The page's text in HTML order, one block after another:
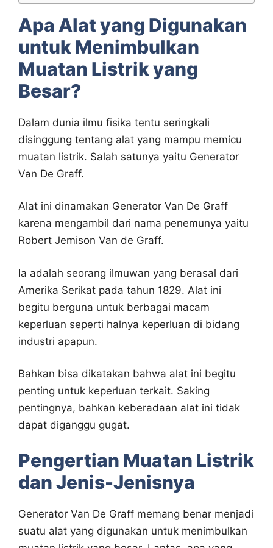
Apa Alat yang Digunakan
untuk Menimbulkan
Muatan Listrik yang
Besar?
Dalam dunia ilmu fisika tentu seringkali
disinggung tentang alat yang mampu memicu
muatan listrik. Salah satunya yaitu Generator
Van De Graff.
Alat ini dinamakan Generator Van De Graff
karena mengambil dari nama penemunya yaitu
Robert Jemison Van de Graff.
Ia adalah seorang ilmuwan yang berasal dari
Amerika Serikat pada tahun 1829. Alat ini
begitu berguna untuk berbagai macam
keperluan seperti halnya keperluan di bidang
industri apapun.
Bahkan bisa dikatakan bahwa alat ini begitu
penting untuk keperluan terkait. Saking
pentingnya, bahkan keberadaan alat ini tidak
dapat diganggu gugat.
Pengertian Muatan Listrik
dan Jenis-Jenisnya
Generator Van De Graff memang benar menjadi
suatu alat yang digunakan untuk menimbulkan